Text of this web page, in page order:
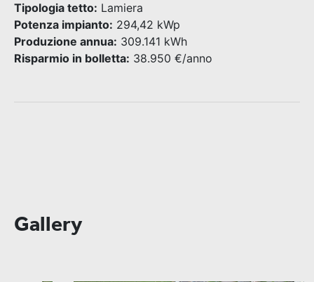
Tipologia tetto: Lamiera
Potenza impianto: 294,42 kWp
Produzione annua: 309.141 kWh
Risparmio in bolletta: 38.950 €/anno
Gallery